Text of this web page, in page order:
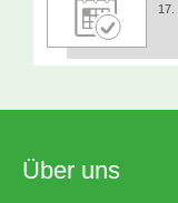
17.
Über uns